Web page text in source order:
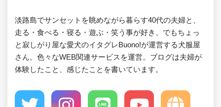
淡路島でサンセットを眺めながら暮らす40代の夫婦と、
走る・食べる・寝る・遊ぶ・笑う事が好き、でもちょっ
と寂しがり屋な愛犬のイタグレBuono!が運営する犬服屋
さん。色々なWEB関連サービスを運営。ブログは夫婦が
体験したこと、感じたことを書いています。